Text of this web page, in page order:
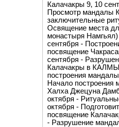
Калачакры 9, 10
Просмотр мандалы
заключительные
Освящение места
монастыря
сентября -
посвящение
сентября -
Калачакры в
построения
Начало построения
Халха Джецуна
октября -
октября -
посвящение
- Разрушение